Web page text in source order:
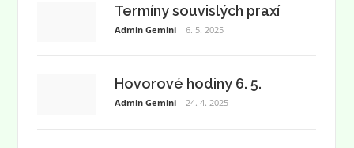
Termíny souvislých praxí
Admin Gemini 6. 5. 2025
Hovorové hodiny 6. 5.
Admin Gemini 24. 4. 2025